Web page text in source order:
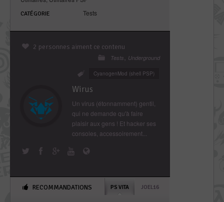
CATÉGORIE Tests
2 personnes aiment ce contenu
Tests, Underground
CyanogenMod (shell PSP)
Wirus
Un virus (étonnamment) gentil,
qui ne demande qu'à faire
plaisir aux gens ! Et hacker ses
consoles, accessoirement...
RECOMMANDATIONS PS VITA JOEL16